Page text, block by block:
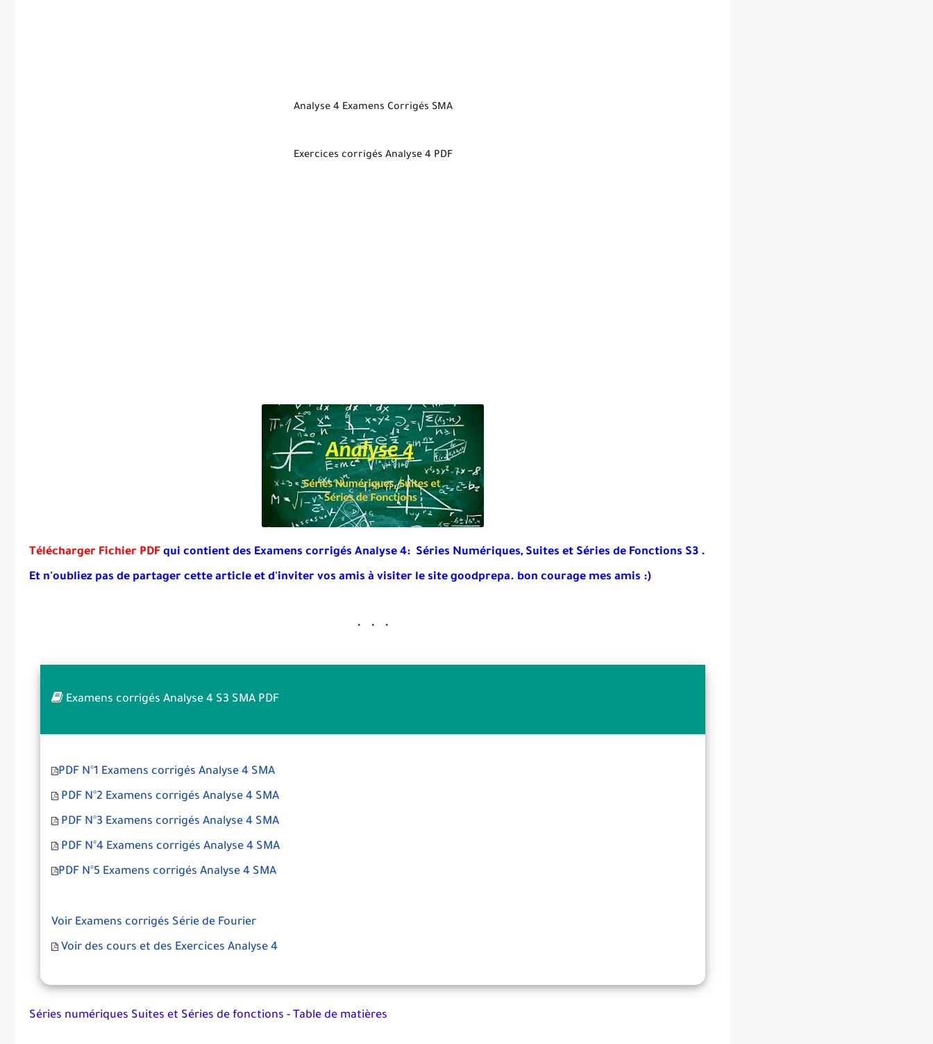
Analyse 4 Examens Corrigés SMA
Exercices corrigés Analyse 4 PDF
Télécharger Fichier PDF qui contient des Examens corrigés Analyse 4: Séries Numériques, Suites et Séries de Fonctions S3 .
Et n'oubliez pas de partager cette article et d'inviter vos amis à visiter le site goodprepa. bon courage mes amis :)
Examens corrigés Analyse 4 S3 SMA PDF
PDF N°1 Examens corrigés Analyse 4 SMA
PDF N°2 Examens corrigés Analyse 4 SMA
PDF N°3 Examens corrigés Analyse 4 SMA
PDF N°4 Examens corrigés Analyse 4 SMA
PDF N°5 Examens corrigés Analyse 4 SMA
Voir Examens corrigés Série de Fourier
Voir des cours et des Exercices Analyse 4
Séries numériques Suites et Séries de fonctions - Table de matières